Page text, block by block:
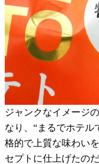
ジャンクなイメージ
なり、“まるでホテ
格的で上質な味わい
セプトに仕上げたのだ